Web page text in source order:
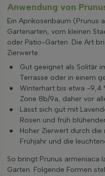
Anwendung von
Ein Aprikosenbaum (Prunus
Gartenarten, vom kleinen
oder Patio-Garten. Die Art
Zierwerte.
Gut geeignet als Solitär
Terrasse oder in einem
Winterhart bis etwa -9,4
Zone 8b/9a, daher vor
Lässt sich gut mit
Rosen und früh
Hoher Zierwert durch
Frühjahr und die
So bringt Prunus armeniaca
Garten. Folgende Formen